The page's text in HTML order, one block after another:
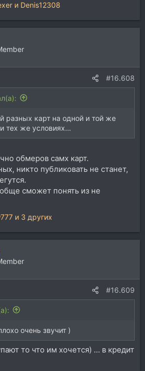
и Denis12308
#16.608
разных карт на одной и той же
тех же условиях…
обмеров самх карт.
никто публиковать не станет,
сможет понять из не
и 3 других
#16.609
очень звучит )
то что им хочется) … в кредит